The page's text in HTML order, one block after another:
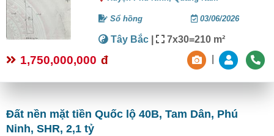
Sổ hồng 03/06/2026
Tây Bắc | 7x30=210 m²
1,750,000,000 đ
Đất nền mặt tiền Quốc lộ 40B, Tam Dân, Phú
Ninh, SHR, 2,1 tỷ